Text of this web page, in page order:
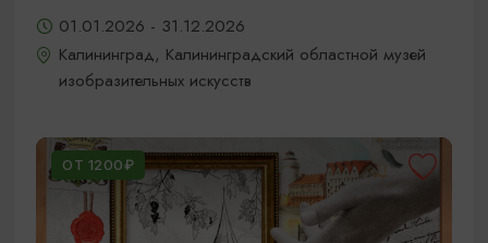
01.01.2026 - 31.12.2026
Калининград, Калининградский областной музей
изобразительных искусств
ОТ 1200₽